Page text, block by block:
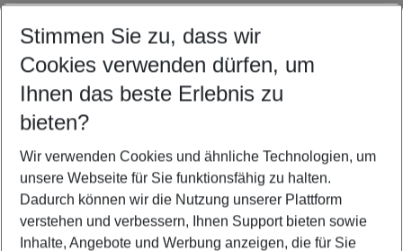
Ändern Sie Ihre Kriterien nach Ihren Wünschen
Abflughafen wählen
Beliebiger Abflughafen
Reisezeitraum wählen
10.08.26– 08.08.27 5-8 Nächte
2 Erwachsene Keine Kinder
Mehr Filter anzeigen
Stimmen Sie zu, dass wir
Cookies verwenden dürfen, um
Ihnen das beste Erlebnis zu
bieten?
Wir verwenden Cookies und ähnliche Technologien, um
unsere Webseite für Sie funktionsfähig zu halten.
Dadurch können wir die Nutzung unserer Plattform
verstehen und verbessern, Ihnen Support bieten sowie
Inhalte, Angebote und Werbung anzeigen, die für Sie